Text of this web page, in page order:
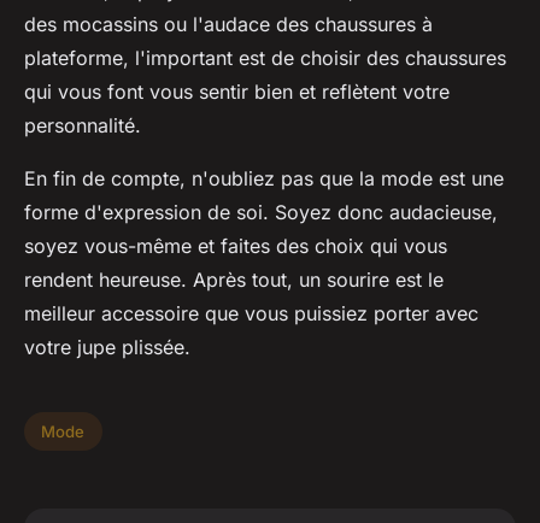
des mocassins ou l'audace des chaussures à
plateforme, l'important est de choisir des chaussures
qui vous font vous sentir bien et reflètent votre
personnalité.
En fin de compte, n'oubliez pas que la mode est une
forme d'expression de soi. Soyez donc audacieuse,
soyez vous-même et faites des choix qui vous
rendent heureuse. Après tout, un sourire est le
meilleur accessoire que vous puissiez porter avec
votre jupe plissée.
Mode